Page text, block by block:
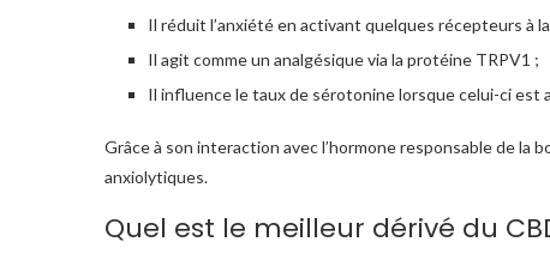
Il réduit l’anxiété en activant quelques récepteurs à
Il agit comme un analgésique via la protéine TRPV1 ;
Il influence le taux de sérotonine lorsque celui-ci est
Grâce à son interaction avec l’hormone responsable de la
anxiolytiques.
Quel est le meilleur dérivé du